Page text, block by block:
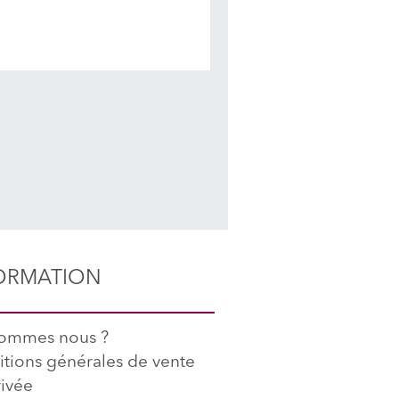
nous ?
générales de vente